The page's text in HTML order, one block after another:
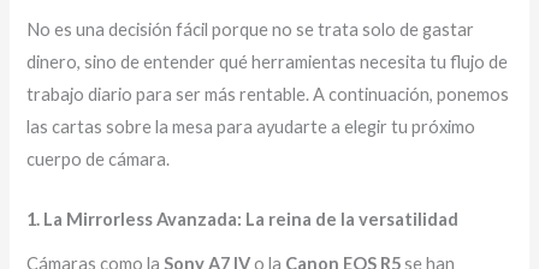
No es una decisión fácil porque no se trata solo de gastar
dinero, sino de entender qué herramientas necesita tu flujo de
trabajo diario para ser más rentable. A continuación, ponemos
las cartas sobre la mesa para ayudarte a elegir tu próximo
cuerpo de cámara.
1. La Mirrorless Avanzada: La reina de la versatilidad
Cámaras como laSony A7 IVo la Canon EOS R5se han